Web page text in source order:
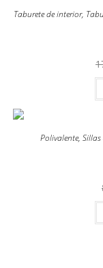
Taburete de interior,
Polivalente,